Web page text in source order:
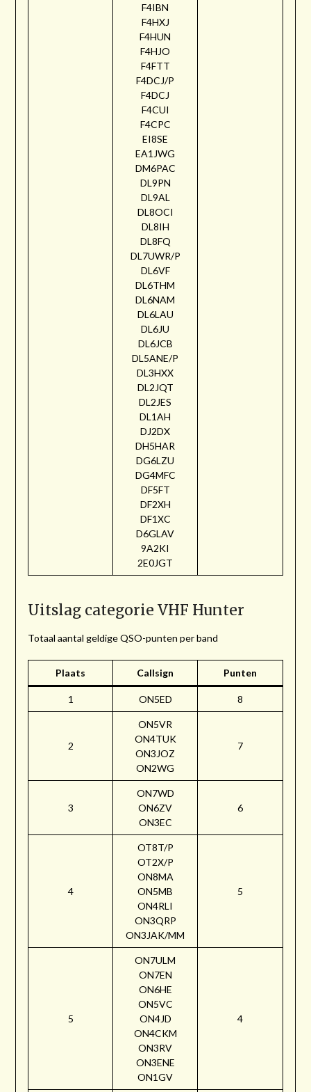
F4IBN
F4HXJ
F4HUN
F4HJO
F4FTT
F4DCJ/P
F4DCJ
F4CUI
F4CPC
EI8SE
EA1JWG
DM6PAC
DL9PN
DL9AL
DL8OCI
DL8IH
DL8FQ
DL7UWR/P
DL6VF
DL6THM
DL6NAM
DL6LAU
DL6JU
DL6JCB
DL5ANE/P
DL3HXX
DL2JQT
DL2JES
DL1AH
DJ2DX
DH5HAR
DG6LZU
DG4MFC
DF5FT
DF2XH
DF1XC
D6GLAV
9A2KI
2E0JGT
Uitslag categorie VHF Hunter
Totaal aantal geldige QSO-punten per band
Plaats Callsign Punten
1 ON5ED 8
2
ON5VR
ON4TUK
ON3JOZ
ON2WG
7
3
ON7WD
ON6ZV
ON3EC
6
4
OT8T/P
OT2X/P
ON8MA
ON5MB
ON4RLI
ON3QRP
ON3JAK/MM
5
5
ON7ULM
ON7EN
ON6HE
ON5VC
ON4JD
ON4CKM
ON3RV
ON3ENE
ON1GV
4